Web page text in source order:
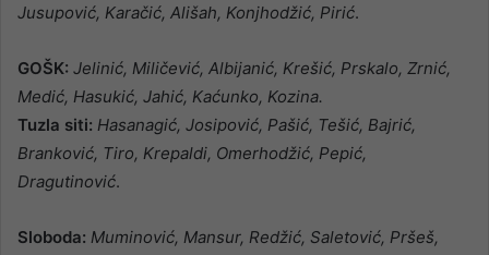
Jusupović, Karačić, Ališah, Konjhodžić, Pirić.
GOŠK: Jelinić, Miličević, Albijanić, Krešić, Prskalo, Zrnić,
Medić, Hasukić, Jahić, Kaćunko, Kozina.
Tuzla siti: Hasanagić, Josipović, Pašić, Tešić, Bajrić,
Branković, Tiro, Krepaldi, Omerhodžić, Pepić,
Dragutinović.
Sloboda: Muminović, Mansur, Redžić, Saletović, Pršeš,